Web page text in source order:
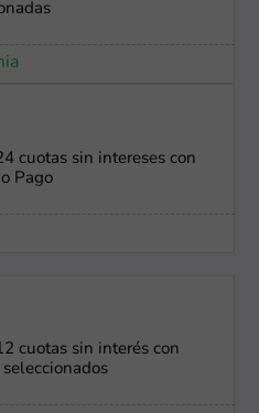
cuotas sin intereses con
Pago
cuotas sin interés con
seleccionados